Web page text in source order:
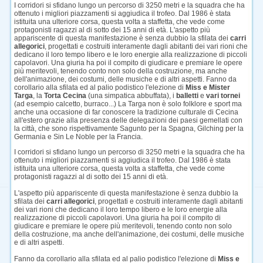
I corridori si sfidano lungo un percorso di 3250 metri e la squadra che ha
ottenuto i migliori piazzamenti si aggiudica il trofeo. Dal 1986 è stata
istituita una ulteriore corsa, questa volta a staffetta, che vede come
protagonisti ragazzi al di sotto dei 15 anni di età. L'aspetto più
appariscente di questa manifestazione è senza dubbio la sfilata dei carri
allegorici , progettati e costruiti interamente dagli abitanti dei vari rioni che
dedicano il loro tempo libero e le loro energie alla realizzazione di piccoli
capolavori. Una giuria ha poi il compito di giudicare e premiare le opere
più meritevoli, tenendo conto non solo della costruzione, ma anche
dell'animazione, dei costumi, delle musiche e di altri aspetti. Fanno da
corollario alla sfilata ed al palio podistico l'elezione di Miss e Mister
Targa , la Torta Cecina (una simpatica abbuffata), i balletti e vari tornei
(ad esempio calcetto, burraco...) La Targa non è solo folklore e sport ma
anche una occasione di far conoscere la tradizione culturale di Cecina
all'estero grazie alla presenza delle delegazioni dei paesi gemellati con
la città, che sono rispettivamente Sagunto per la Spagna, Gilching per la
Germania e Sin Le Noble per la Francia.
I corridori si sfidano lungo un percorso di 3250 metri e la squadra che ha
ottenuto i migliori piazzamenti si aggiudica il trofeo. Dal 1986 è stata
istituita una ulteriore corsa, questa volta a staffetta, che vede come
protagonisti ragazzi al di sotto dei 15 anni di età.
L'aspetto più appariscente di questa manifestazione è senza dubbio la
sfilata dei carri allegorici , progettati e costruiti interamente dagli abitanti
dei vari rioni che dedicano il loro tempo libero e le loro energie alla
realizzazione di piccoli capolavori. Una giuria ha poi il compito di
giudicare e premiare le opere più meritevoli, tenendo conto non solo
della costruzione, ma anche dell'animazione, dei costumi, delle musiche
e di altri aspetti.
Fanno da corollario alla sfilata ed al palio podistico l'elezione di Miss e